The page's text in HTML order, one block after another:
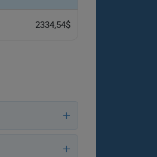
2334,54$